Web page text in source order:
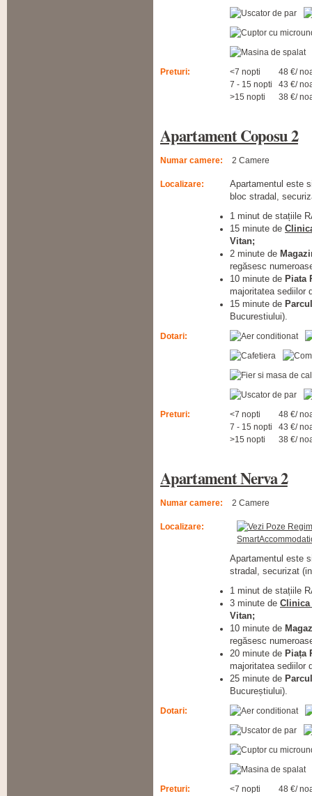
Preturi: <7 nopti
48 €/
7 - 15 nopti
43 €/
>15 nopti
38 €/
Apartament Coposu 2
Numar camere: 2 Camere
Localizare:
Apartamentul este
bloc stradal,
1 minut de stațiile
15 minute de
Vitan;
2 minute de
regăsesc
10 minute de Piata
majoritatea sediilor
15 minute de
Bucurestiului).
Dotari:
Preturi: <7 nopti
48 €/
7 - 15 nopti
43 €/
>15 nopti
38 €/
Apartament Nerva 2
Numar camere: 2 Camere
Localizare:
Apartamentul este
stradal, securizat
1 minut de stațiile
3 minute de Clinica
Vitan;
10 minute de
regăsesc
20 minute de Piața
majoritatea sediilor
25 minute de
Bucureștiului).
Dotari:
Preturi: <7 nopti
48 €/